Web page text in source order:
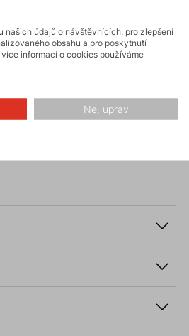
a
–
našich údajů o návštěvnících, pro zlepšení
obsahu a pro poskytnutí
informací o cookies používáme
Ne, uprav